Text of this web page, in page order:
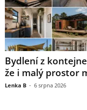
Bydlení z
že i malý prostor
Lenka B - 6 srpna 2026